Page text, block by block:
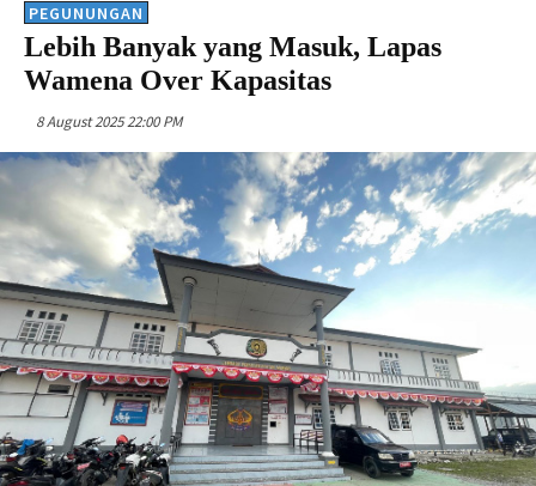
PEGUNUNGAN
Lebih Banyak yang Masuk, Lapas
Wamena Over Kapasitas
8 August 2025 22:00 PM